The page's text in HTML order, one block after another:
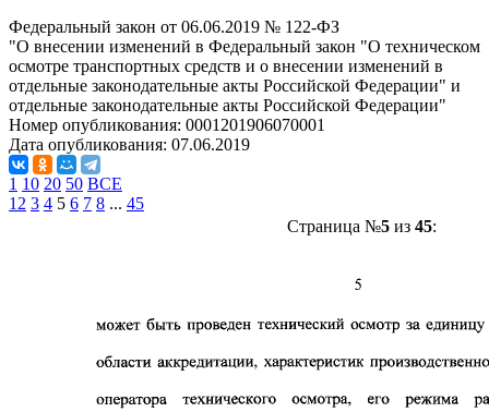
Федеральный закон от 06.06.2019 № 122-ФЗ
"О внесении изменений в Федеральный закон "О техническом
осмотре транспортных средств и о внесении изменений в
отдельные законодательные акты Российской Федерации" и
отдельные законодательные акты Российской Федерации"
Номер опубликования: 0001201906070001
Дата опубликования: 07.06.2019
1 10 20 50 ВСЕ
1 2 3 4 5 6 7 8 ... 45
Страница №5из 45: